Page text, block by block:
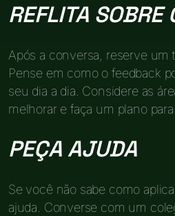
REFLITA SOBRE
Após a conversa, reserve um
Pense em como o feedback
seu dia a dia. Considere as
melhorar e faça um plano para
PEÇA AJUDA
Se você não sabe como
ajuda. Converse com um